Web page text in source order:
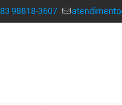
83 98818-3607